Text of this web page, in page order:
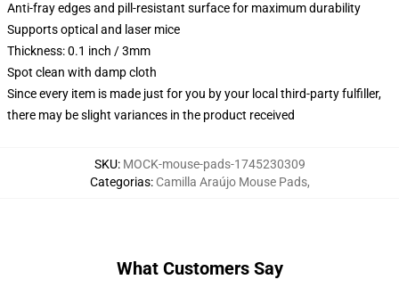
Anti-fray edges and pill-resistant surface for maximum durability
Supports optical and laser mice
Thickness: 0.1 inch / 3mm
Spot clean with damp cloth
Since every item is made just for you by your local third-party fulfiller,
there may be slight variances in the product received
SKU: MOCK-mouse-pads-1745230309
Categorias: Camilla Araújo Mouse Pads,
What Customers Say